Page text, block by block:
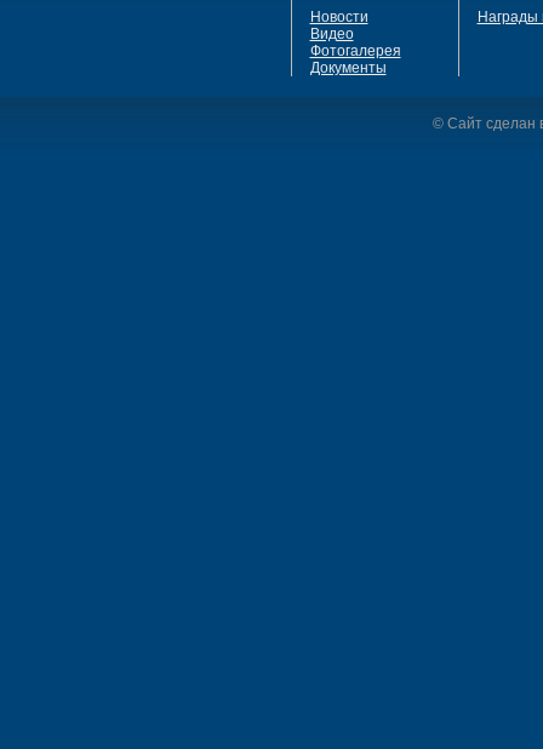
Новости
Видео
Фотогалерея
Документы
Награды
© Сайт сделан